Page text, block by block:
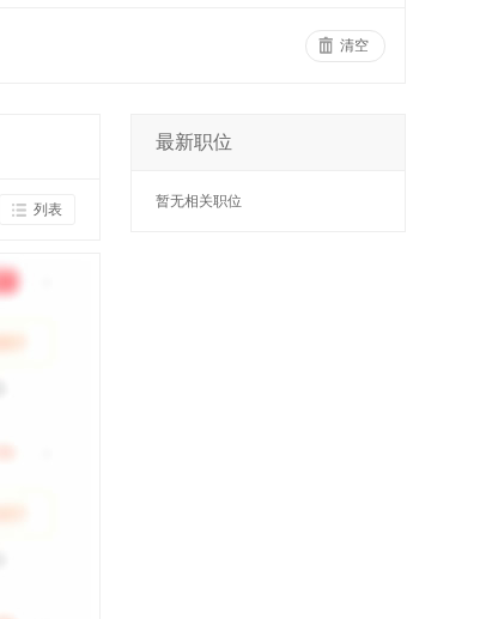
清空
列表
最新职位
暂无相关职位